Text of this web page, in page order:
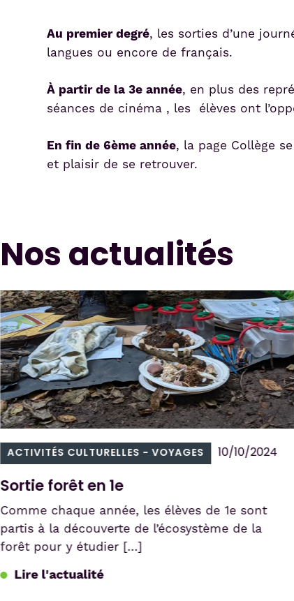
Au premier degré, les sorties d’une
langues ou encore de français.
À partir de la 3e année, en plus des
séances de cinéma , les élèves ont
En fin de 6ème année, la page Collège
et plaisir de se retrouver.
Nos actualités
ACTIVITÉS CULTURELLES - VOYAGES 10/10/2024
Sortie forêt en 1e
Comme chaque année, les élèves de 1e sont
partis à la découverte de l’écosystème de la
forêt pour y étudier […]
Lire l'actualité